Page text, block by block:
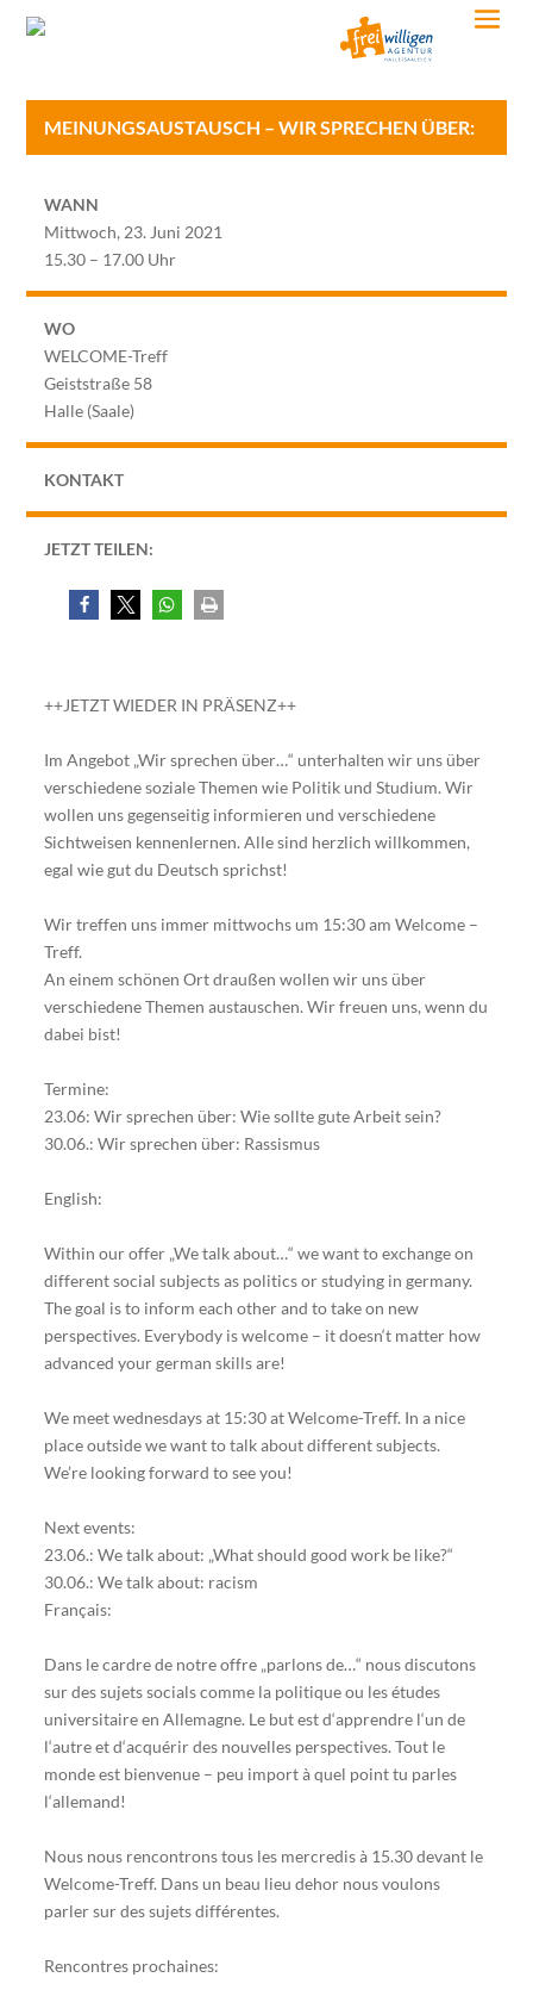
MEINUNGSAUSTAUSCH – WIR SPRECHEN ÜBER:
WANN
Mittwoch, 23. Juni 2021
15.30 – 17.00 Uhr
WO
WELCOME-Treff
Geiststraße 58
Halle (Saale)
KONTAKT
JETZT TEILEN:
++JETZT WIEDER IN PRÄSENZ++
Im Angebot „Wir sprechen über…“ unterhalten wir uns über
verschiedene soziale Themen wie Politik und Studium. Wir
wollen uns gegenseitig informieren und verschiedene
Sichtweisen kennenlernen. Alle sind herzlich willkommen,
egal wie gut du Deutsch sprichst!
Wir treffen uns immer mittwochs um 15:30 am Welcome –
Treff.
An einem schönen Ort draußen wollen wir uns über
verschiedene Themen austauschen. Wir freuen uns, wenn du
dabei bist!
Termine:
23.06: Wir sprechen über: Wie sollte gute Arbeit sein?
30.06.: Wir sprechen über: Rassismus
English:
Within our offer „We talk about…“ we want to exchange on
different social subjects as politics or studying in germany.
The goal is to inform each other and to take on new
perspectives. Everybody is welcome – it doesn‘t matter how
advanced your german skills are!
We meet wednesdays at 15:30 at Welcome-Treff. In a nice
place outside we want to talk about different subjects.
We’re looking forward to see you!
Next events:
23.06.: We talk about: „What should good work be like?“
30.06.: We talk about: racism
Français:
Dans le cardre de notre offre „parlons de…“ nous discutons
sur des sujets socials comme la politique ou les études
universitaire en Allemagne. Le but est d‘apprendre l‘un de
l‘autre et d‘acquérir des nouvelles perspectives. Tout le
monde est bienvenue – peu import à quel point tu parles
l‘allemand!
Nous nous rencontrons tous les mercredis à 15.30 devant le
Welcome-Treff. Dans un beau lieu dehor nous voulons
parler sur des sujets différentes.
Rencontres prochaines: